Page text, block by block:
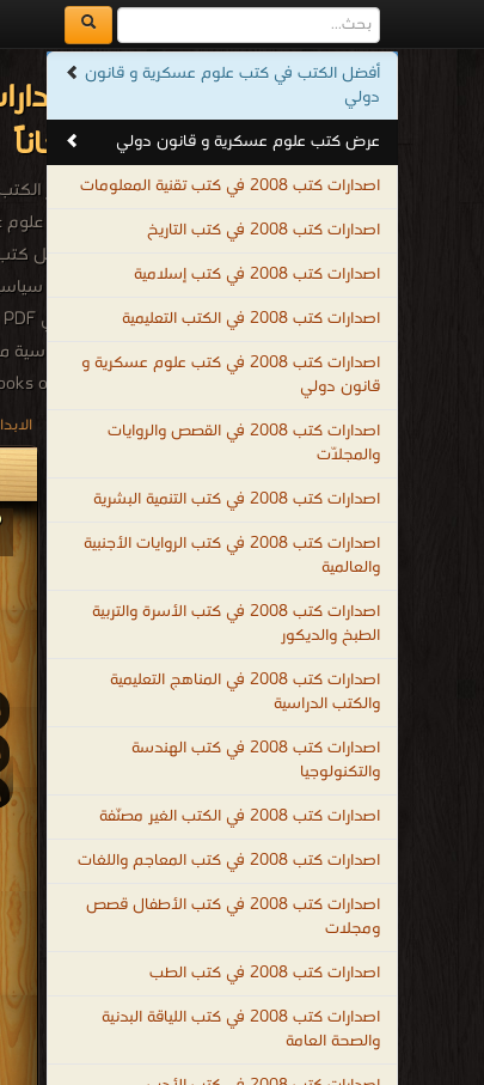
مجاناً
أشهر الكتب
عسكرية و قانون دولي
أفضل الكتب في كتب علوم عسكرية و قانون
دولي
عرض كتب علوم عسكرية و قانون دولي
اصدارات كتب 2008 في كتب تقنية المعلومات
اصدارات كتب 2008 في كتب التاريخ
اصدارات كتب 2008 في كتب إسلامية
اصدارات كتب 2008 في الكتب التعليمية
اصدارات كتب 2008 في كتب علوم عسكرية و
قانون دولي
اصدارات كتب 2008 في القصص والروايات
والمجلّات
اصدارات كتب 2008 في كتب التنمية البشرية
اصدارات كتب 2008 في كتب الروايات الأجنبية
والعالمية
اصدارات كتب 2008 في كتب الأسرة والتربية
الطبخ والديكور
اصدارات كتب 2008 في المناهج التعليمية
والكتب الدراسية
اصدارات كتب 2008 في كتب الهندسة
والتكنولوجيا
اصدارات كتب 2008 في الكتب الغير مصنّفة
اصدارات كتب 2008 في كتب المعاجم واللغات
اصدارات كتب 2008 في كتب الأطفال قصص
ومجلات
اصدارات كتب 2008 في كتب الطب
اصدارات كتب 2008 في كتب اللياقة البدنية
والصحة العامة